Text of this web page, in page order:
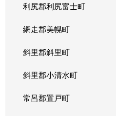
利尻郡利尻富士町
網走郡美幌町
斜里郡斜里町
斜里郡小清水町
常呂郡置戸町